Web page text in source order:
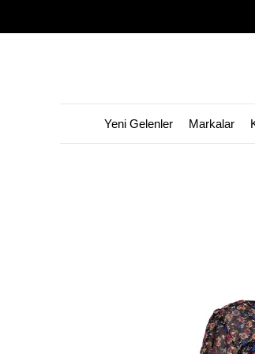
Yeni Gelenler Markalar